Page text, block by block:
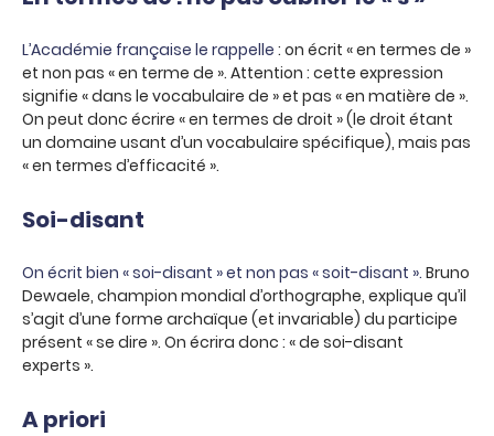
L’Académie française le rappelle : on écrit « en termes de »
et non pas « en terme de ». Attention : cette expression
signifie « dans le vocabulaire de » et pas « en matière de ».
On peut donc écrire « en termes de droit » (le droit étant
un domaine usant d’un vocabulaire spécifique), mais pas
« en termes d’efficacité ».
Soi-disant
On écrit bien « soi-disant » et non pas « soit-disant ». Bruno
Dewaele, champion mondial d’orthographe, explique qu’il
s’agit d’une forme archaïque (et invariable) du participe
présent « se dire ». On écrira donc : « de soi-disant
experts ».
A priori